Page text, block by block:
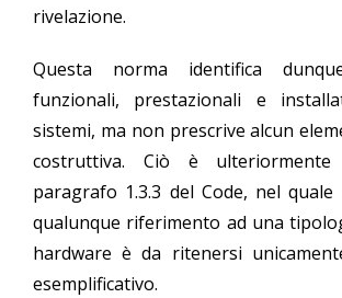
rivelazione.
Questa norma identifica
funzionali, prestazionali e
sistemi, ma non prescrive alcun
costruttiva. Ciò è
paragrafo 1.3.3 del Code, nel quale
qualunque riferimento ad una
hardware è da ritenersi
esemplificativo.